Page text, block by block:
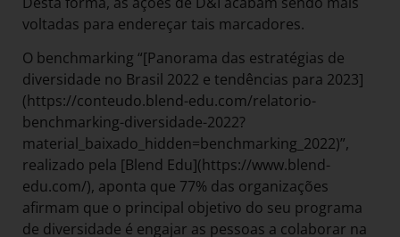
voltadas para endereçar tais marcadores.
O benchmarking “[Panorama das estratégias de
diversidade no Brasil 2022 e tendências para 2023]
(https://conteudo.blend-edu.com/relatorio-
benchmarking-diversidade-2022?
material_baixado_hidden=benchmarking_2022)”,
realizado pela [Blend Edu](https://www.blend-
edu.com/), aponta que 77% das organizações
afirmam que o principal objetivo do seu programa
de diversidade é engajar as pessoas a colaborar na